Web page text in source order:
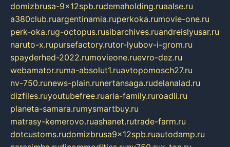
domizbrusa-9x12spb.rudemaholding.ruaalse.ru
a380club.ruargentinamia.ruperkoka.rumovie-one.ru
perk-oka.rug-octopus.rusibarchives.ruandreislyusar.ru
naruto-x.rupursefactory.rutor-lyubov-i-grom.ru
spayderhed-2022.rumovieone.ruevro-dez.ru
webamator.ruma-absolut1.ruavtopomosch27.ru
nv-750.runews-plain.runertansaga.rudelanalad.ru
dizfiles.ruyoutubefree.ruaria-family.ruroadli.ru
planeta-samara.rumysmartbuy.ru
matrasy-kemerovo.ruashanet.rutrade-farm.ru
dotcustoms.rudomizbrusa9x12spb.ruautodamp.ru